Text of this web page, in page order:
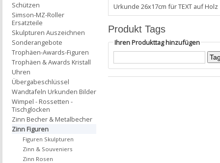
Urkunde 26x17cm für TEXT auf Holz
Produkt Tags
Ihren Produkttag hinzufügen
Schützen
Simson-MZ-Roller
Ersatzteile
Skulpturen Auszeichnen
Sonderangebote
Trophäen-Awards-Figuren
Trophäen & Awards Kristall
Uhren
Übergabeschlüssel
Wandtafeln Urkunden Bilder
Wimpel - Rossetten -
Tischglocken
Zinn Becher & Metalbecher
Zinn Figuren
Figuren Skulpturen
Zinn & Souveniers
Zinn Rosen